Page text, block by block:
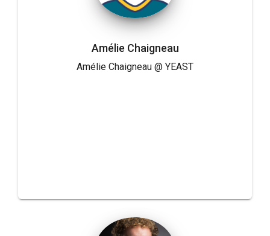
Amélie Chaigneau
Amélie Chaigneau @ YEAST